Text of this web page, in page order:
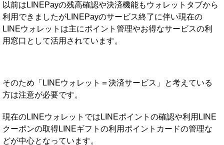
以前はLINEPayの残高確認や決済機能もウォレットタブから
利用できましたがLINEPayのサービス終了に伴い現在の
LINEウォレットは主にポイント管理やお得なサービスの利
用窓口として活用されています。
そのため「LINEウォレット＝決済サービス」と考えている
方は注意が必要です。
現在のLINEウォレットではLINEポイントの確認や利用LINE
クーポンの取得LINEギフトの利用ポイントカードの管理な
どが中心となっています。